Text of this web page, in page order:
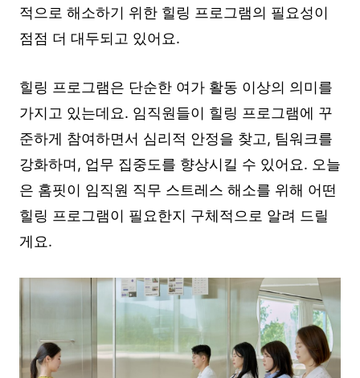
적으로 해소하기 위한 힐링 프로그램의 필요성이
점점 더 대두되고 있어요.
힐링 프로그램은 단순한 여가 활동 이상의 의미를
가지고 있는데요. 임직원들이 힐링 프로그램에 꾸
준하게 참여하면서 심리적 안정을 찾고, 팀워크를
강화하며, 업무 집중도를 향상시킬 수 있어요. 오늘
은 홈핏이 임직원 직무 스트레스 해소를 위해 어떤
힐링 프로그램이 필요한지 구체적으로 알려 드릴
게요.